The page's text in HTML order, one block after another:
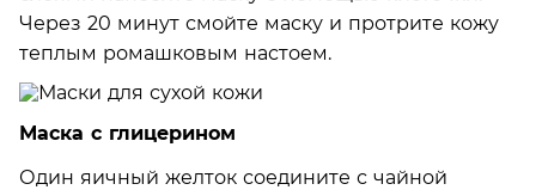
Через 20 минут смойте маску и протрите кожу
теплым ромашковым настоем.
Маска с глицерином
Один яичный желток соедините с чайной